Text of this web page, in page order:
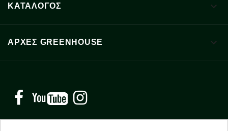
ΚΑΤΑΛΟΓΟΣ 
ΑΡΧΈΣ GREENHOUSE 
Facebook YouTube